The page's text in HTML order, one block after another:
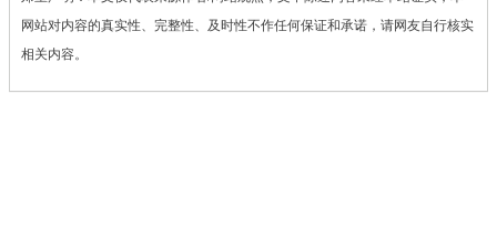
网站对内容的真实性、完整性、及时性不作任何保证和承诺，请网友自行核实
相关内容。